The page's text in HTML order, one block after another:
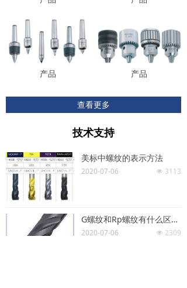
产品 产品
查看更多
技术支持
美标中螺纹的表示方法
넶 3113
2020-07-06
G螺纹和Rp螺纹有什么区别?
넶 2309
2020-07-06